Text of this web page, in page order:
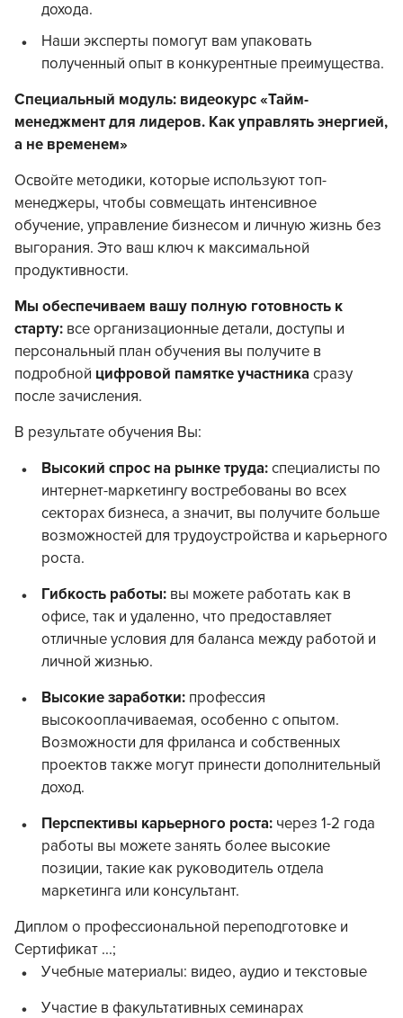
дохода.
Наши эксперты помогут вам упаковать
полученный опыт в конкурентные преимущества.
Специальный модуль: видеокурс «Тайм-
менеджмент для лидеров. Как управлять энергией,
а не временем»
Освойте методики, которые используют топ-
менеджеры, чтобы совмещать интенсивное
обучение, управление бизнесом и личную жизнь без
выгорания. Это ваш ключ к максимальной
продуктивности.
Мы обеспечиваем вашу полную готовность к
старту: все организационные детали, доступы и
персональный план обучения вы получите в
подробной цифровой памятке участника сразу
после зачисления.
В результате обучения Вы:
Высокий спрос на рынке труда: специалисты по
интернет-маркетингу востребованы во всех
секторах бизнеса, а значит, вы получите больше
возможностей для трудоустройства и карьерного
роста.
Гибкость работы: вы можете работать как в
офисе, так и удаленно, что предоставляет
отличные условия для баланса между работой и
личной жизнью.
Высокие заработки: профессия
высокооплачиваемая, особенно с опытом.
Возможности для фриланса и собственных
проектов также могут принести дополнительный
доход.
Перспективы карьерного роста: через 1-2 года
работы вы можете занять более высокие
позиции, такие как руководитель отдела
маркетинга или консультант.
Диплом о профессиональной переподготовке и
Сертификат ...;
Учебные материалы: видео, аудио и текстовые
Участие в факультативных семинарах